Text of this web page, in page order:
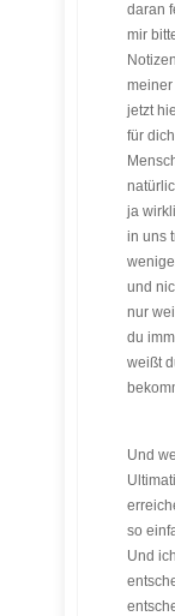
daran
mir
jetzt
für
ja
in uns
und
nur
du
weißt
Und
so
Und